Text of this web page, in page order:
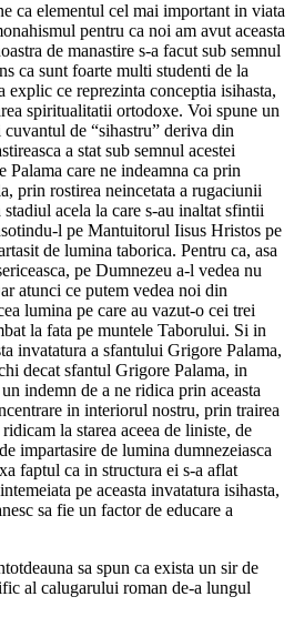
ca elementul cel mai important in viata
pentru ca noi am avut aceasta
de manastire s-a facut sub semnul
ca sunt foarte multi studenti de la
explic ce reprezinta conceptia isihasta,
spiritualitatii ortodoxe. Voi spune un
de “sihastru” deriva din
a stat sub semnul acestei
care ne indeamna ca prin
prin rostirea neincetata a rugaciunii
acela la care s-au inaltat sfintii
l pe Mantuitorul Iisus Hristos pe
de lumina taborica. Pentru ca, asa
pe Dumnezeu a-l vedea nu
atunci ce putem vedea noi din
lumina pe care au vazut-o cei trei
la fata pe muntele Taborului. Si in
invatatura a sfantului Grigore Palama,
decat sfantul Grigore Palama, in
indemn de a ne ridica prin aceasta
in interiorul nostru, prin trairea
la starea aceea de liniste, de
impartasire de lumina dumnezeiasca
faptul ca in structura ei s-a aflat
pe aceasta invatatura isihasta,
sa fie un factor de educare a
sa spun ca exista un sir de
al calugarului roman de-a lungul